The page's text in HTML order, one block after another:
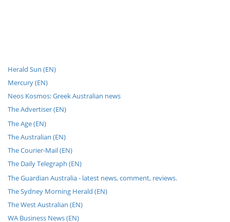
Herald Sun (EN)
Mercury (EN)
Neos Kosmos: Greek Australian news
The Advertiser (EN)
The Age (EN)
The Australian (EN)
The Courier-Mail (EN)
The Daily Telegraph (EN)
The Guardian Australia - latest news, comment, reviews.
The Sydney Morning Herald (EN)
The West Australian (EN)
WA Business News (EN)